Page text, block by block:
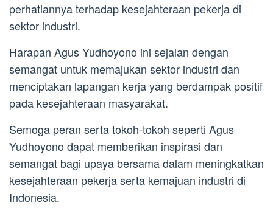
perhatiannya terhadap kesejahteraan pekerja di
sektor industri.
Harapan Agus Yudhoyono ini sejalan dengan
semangat untuk memajukan sektor industri dan
menciptakan lapangan kerja yang berdampak positif
pada kesejahteraan masyarakat.
Semoga peran serta tokoh-tokoh seperti Agus
Yudhoyono dapat memberikan inspirasi dan
semangat bagi upaya bersama dalam meningkatkan
kesejahteraan pekerja serta kemajuan industri di
Indonesia.